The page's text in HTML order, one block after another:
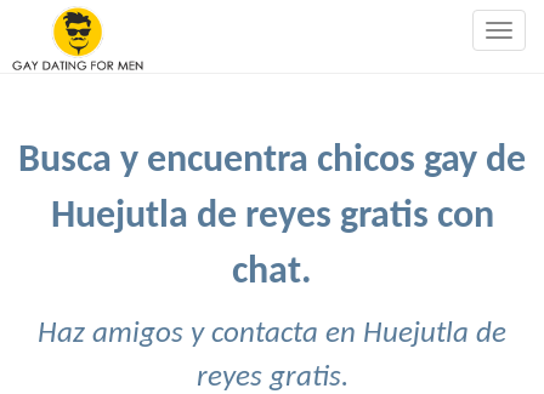
Busca y encuentra chicos gay de
Huejutla de reyes gratis con
chat.
Haz amigos y contacta en Huejutla de
reyes gratis.